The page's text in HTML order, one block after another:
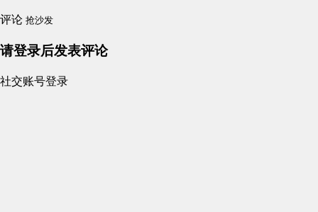
评论 抢沙发
请登录后发表评论
社交账号登录